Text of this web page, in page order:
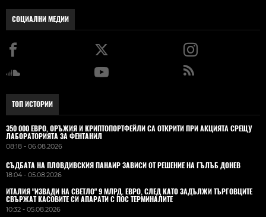
СОЦИАЛНИ МЕДИИ
ТОП ИСТОРИИ
350 000 ЕВРО, ОРЪЖИЯ И КРИПТОПОРТФЕЙЛИ СА ОТКРИТИ ПРИ АКЦИЯТА СРЕЩУ
ЛАБОРАТОРИЯТА ЗА ФЕНТАНИЛ
08:18 - 06.08.2026
СЪДБАТА НА ПЛОВДИВСКИЯ ПАНАИР ЗАВИСИ ОТ РЕШЕНИЕ НА ГЪЛЪБ ДОНЕВ
18:04 - 05.08.2026
ИТАЛИЯ "ИЗВАДИ НА СВЕТЛО" 9 МЛРД. ЕВРО, СЛЕД КАТО ЗАДЪЛЖИ ТЪРГОВЦИТЕ
СВЪРЖАТ КАСОВИТЕ СИ АПАРАТИ С ПОС ТЕРМИНАЛИТЕ
10:32 - 05.08.2026